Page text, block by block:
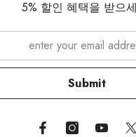
작은 타이어의 공기 넣
은 자전거를 타지 않았습니까?
다지 메이저인 부르는 방법은 아
5% 할인 혜택을 받으
Submit